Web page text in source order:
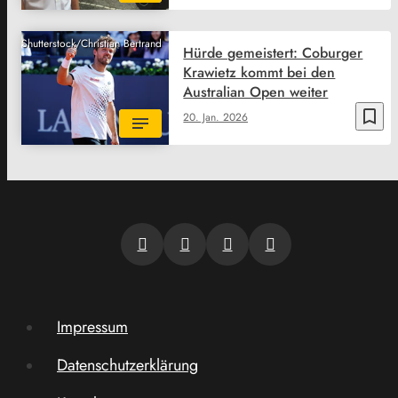
Shutterstock/Christian Bertrand
bookmark_border
20. Jan. 2026
Hürde gemeistert: Coburger
Krawietz kommt bei den
Australian Open weiter
Impressum
Datenschutzerklärung